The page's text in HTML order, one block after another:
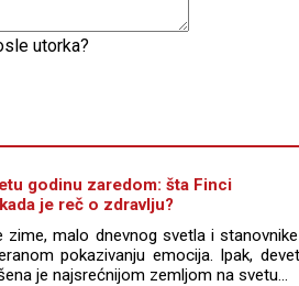
utorka?
godinu zaredom: šta Finci
je reč o zdravlju?
zime, malo dnevnog svetla i
pokazivanju emocija. Ipak,
je najsrećnijom zemljom na svetu...